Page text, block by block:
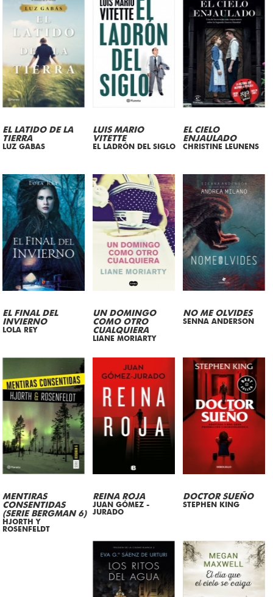
EL LATIDO DE LA
TIERRA
LUZ GABAS
LUIS MARIO
VITETTE
EL LADRÓN DEL SIGLO
EL CIELO
ENJAULADO
CHRISTINE LEUNENS
EL FINAL DEL
INVIERNO
LOLA REY
UN DOMINGO
COMO OTRO
CUALQUIERA
LIANE MORIARTY
NO ME OLVIDES
SENNA ANDERSON
MENTIRAS
CONSENTIDAS
(SERIE BERGMAN 6)
HJORTH Y
ROSENFELDT
REINA ROJA
JUAN GÓMEZ -
JURADO
DOCTOR SUEÑO
STEPHEN KING